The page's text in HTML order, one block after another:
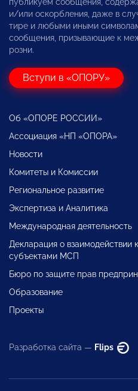
публикуем сообщения,
и/или оскорбления, даже в
тире и любыми иными
сообщения, призывающие к
розни.
Вступи в «ОПОРУ»
Об «ОПОРЕ РОССИИ»
Ассоциация «НП «ОПОРА»
Новости
Комитеты и Комиссии
Региональное развитие
Экспертиза и Аналитика
Международная деятельность
Декларация о взаимодействии
субъектами МСП
Бюро по защите прав
Образование
Проекты
Разработка сайта — Flips